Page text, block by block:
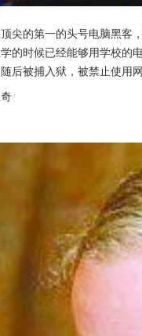
尖的第一的头号电脑黑客
的时候已经能够用学校的
后被捕入狱，被禁止使用